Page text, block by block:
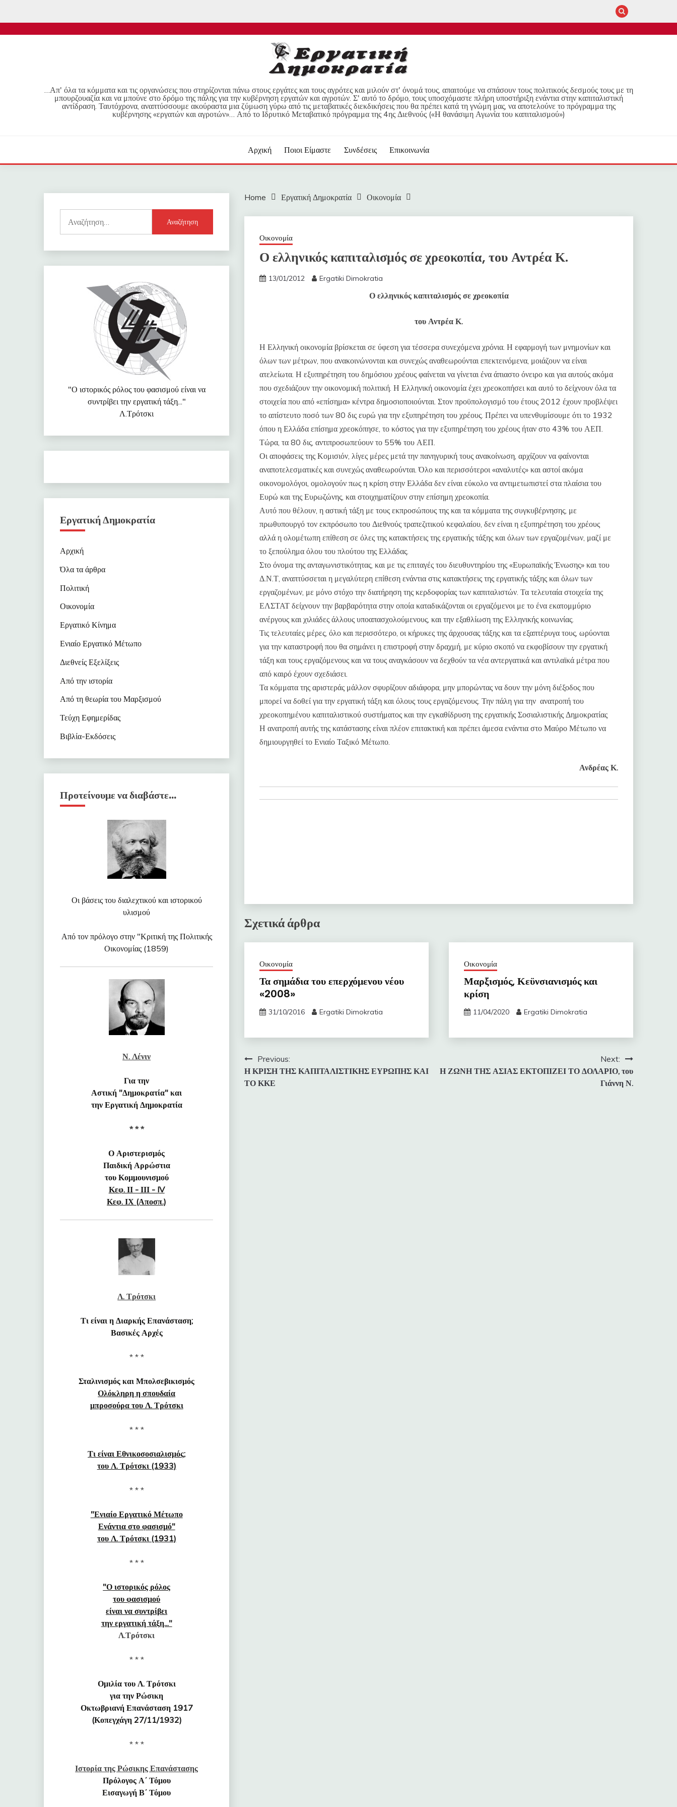
…Απ' όλα τα κόμματα και τις οργανώσεις που στηρίζονται πάνω στους εργάτες και τους αγρότες και μιλούν στ' όνομά τους, απαιτούμε να σπάσουν τους πολιτικούς δεσμούς τους με τη
μπουρζουαζία και να μπούνε στο δρόμο της πάλης για την κυβέρνηση εργατών και αγροτών. Σ' αυτό το δρόμο, τους υποσχόμαστε πλήρη υποστήριξη ενάντια στην καπιταλιστική
αντίδραση. Ταυτόχρονα, αναπτύσσουμε ακούραστα μια ζύμωση γύρω από τις μεταβατικές διεκδικήσεις που θα πρέπει κατά τη γνώμη μας, να αποτελούνε το πρόγραμμα της
κυβέρνησης «εργατών και αγροτών»… Από το Ιδρυτικό Μεταβατικό πρόγραμμα της 4ης Διεθνούς («Η θανάσιμη Αγωνία του καπιταλισμού»)
Αρχική Ποιοι Είμαστε Συνδέσεις Επικοινωνία
Home Εργατική Δημοκρατία Οικονομία
Οικονομία
Ο ελληνικός καπιταλισμός σε χρεοκοπία, του Αντρέα Κ.
13/01/2012 Ergatiki Dimokratia
Ο ελληνικός καπιταλισμός σε χρεοκοπία
του Αντρέα Κ.
Η Ελληνική οικονομία βρίσκεται σε ύφεση για τέσσερα συνεχόμενα χρόνια. Η εφαρμογή των μνημονίων και
όλων των μέτρων, που ανακοινώνονται και συνεχώς αναθεωρούνται επεκτεινόμενα, μοιάζουν να είναι
ατελείωτα. Η εξυπηρέτηση του δημόσιου χρέους φαίνεται να γίνεται ένα άπιαστο όνειρο και για αυτούς ακόμα
που σχεδιάζουν την οικονομική πολιτική. Η Ελληνική οικονομία έχει χρεοκοπήσει και αυτό το δείχνουν όλα τα
στοιχεία που από «επίσημα» κέντρα δημοσιοποιούνται. Στον προϋπολογισμό του έτους 2012 έχουν προβλέψει
το απίστευτο ποσό των 80 δις ευρώ για την εξυπηρέτηση του χρέους. Πρέπει να υπενθυμίσουμε ότι το 1932
όπου η Ελλάδα επίσημα χρεοκόπησε, το κόστος για την εξυπηρέτηση του χρέους ήταν στο 43% του ΑΕΠ.
Τώρα, τα 80 δις, αντιπροσωπεύουν το 55% του ΑΕΠ.
Οι αποφάσεις της Κομισιόν, λίγες μέρες μετά την πανηγυρική τους ανακοίνωση, αρχίζουν να φαίνονται
αναποτελεσματικές και συνεχώς αναθεωρούνται. Όλο και περισσότεροι «αναλυτές» και αστοί ακόμα
οικονομολόγοι, ομολογούν πως η κρίση στην Ελλάδα δεν είναι εύκολο να αντιμετωπιστεί στα πλαίσια του
Ευρώ και της Ευρωζώνης, και στοιχηματίζουν στην επίσημη χρεοκοπία.
Αυτό που θέλουν, η αστική τάξη με τους εκπροσώπους της και τα κόμματα της συγκυβέρνησης, με
πρωθυπουργό τον εκπρόσωπο του Διεθνούς τραπεζιτικού κεφαλαίου, δεν είναι η εξυπηρέτηση του χρέους
αλλά η ολομέτωπη επίθεση σε όλες της κατακτήσεις της εργατικής τάξης και όλων των εργαζομένων, μαζί με
το ξεπούλημα όλου του πλούτου της Ελλάδας.
Στο όνομα της ανταγωνιστικότητας, και με τις επιταγές του διευθυντηρίου της «Ευρωπαϊκής Ένωσης» και του
Δ.Ν.Τ, αναπτύσσεται η μεγαλύτερη επίθεση ενάντια στις κατακτήσεις της εργατικής τάξης και όλων των
εργαζομένων, με μόνο στόχο την διατήρηση της κερδοφορίας των καπιταλιστών. Τα τελευταία στοιχεία της
ΕΛΣΤΑΤ δείχνουν την βαρβαρότητα στην οποία καταδικάζονται οι εργαζόμενοι με το ένα εκατομμύριο
ανέργους και χιλιάδες άλλους υποαπασχολούμενους, και την εξαθλίωση της Ελληνικής κοινωνίας.
Τις τελευταίες μέρες, όλο και περισσότερο, οι κήρυκες της άρχουσας τάξης και τα εξαπτέρυγα τους, ωρύονται
για την καταστροφή που θα σημάνει η επιστροφή στην δραχμή, με κύριο σκοπό να εκφοβίσουν την εργατική
τάξη και τους εργαζόμενους και να τους αναγκάσουν να δεχθούν τα νέα αντεργατικά και αντιλαϊκά μέτρα που
από καιρό έχουν σχεδιάσει.
Τα κόμματα της αριστεράς μάλλον σφυρίζουν αδιάφορα, μην μπορώντας να δουν την μόνη διέξοδος που
μπορεί να δοθεί για την εργατική τάξη και όλους τους εργαζόμενους. Την πάλη για την ανατροπή του
χρεοκοπημένου καπιταλιστικού συστήματος και την εγκαθίδρυση της εργατικής Σοσιαλιστικής Δημοκρατίας
Η ανατροπή αυτής της κατάστασης είναι πλέον επιτακτική και πρέπει άμεσα ενάντια στο Μαύρο Μέτωπο να
δημιουργηθεί το Ενιαίο Ταξικό Μέτωπο.
Ανδρέας Κ.
Σχετικά άρθρα
Οικονομία
Μαρξισμός, Κεϋνσιανισμός και
κρίση
11/04/2020 Ergatiki Dimokratia
Οικονομία
Τα σημάδια του επερχόμενου νέου
«2008»
31/10/2016 Ergatiki Dimokratia
Πλοήγηση
άρθρων
Previous:
Η ΚΡΙΣΗ ΤΗΣ ΚΑΠΙΤΑΛΙΣΤΙΚΗΣ ΕΥΡΩΠΗΣ ΚΑΙ
ΤΟ ΚΚΕ
Next:
Η ΖΩΝΗ ΤΗΣ ΑΣΙΑΣ ΕΚΤΟΠΙΖΕΙ ΤΟ ΔΟΛΑΡΙΟ, του
Γιάννη Ν.
για:
"Ο ιστορικός ρόλος του φασισμού είναι να
συντρίβει την εργατική τάξη..."
Λ.Τρότσκι
Εργατική Δημοκρατία
Αρχική
Όλα τα άρθρα
Πολιτική
Οικονομία
Εργατικό Κίνημα
Ενιαίο Εργατικό Μέτωπο
Διεθνείς Εξελίξεις
Από την ιστορία
Από τη θεωρία του Μαρξισμού
Τεύχη Εφημερίδας
Βιβλία-Εκδόσεις
Προτείνουμε να διαβάστε…
Οι βάσεις του διαλεχτικού και ιστορικού
υλισμού
Από τον πρόλογο στην "Κριτική της Πολιτικής
Οικονομίας (1859)
Ν. Λένιν
Για την
Αστική "Δημοκρατία" και
την Εργατική Δημοκρατία
* * *
Ο Αριστερισμός
Παιδική Αρρώστια
του Κομμουνισμού
Κεφ. ΙΙ - ΙΙΙ - IV
Κεφ. ΙΧ (Αποσπ.)
Λ. Τρότσκι
Τι είναι η Διαρκής Επανάσταση;
Βασικές Αρχές
* * *
Σταλινισμός και Μπολσεβικισμός
Ολόκληρη η σπουδαία
μπροσούρα του Λ. Τρότσκι
* * *
Τι είναι Εθνικοσοσιαλισμός;
του Λ. Τρότσκι (1933)
* * *
"Ενιαίο Εργατικό Μέτωπο
Ενάντια στο φασισμό"
του Λ. Τρότσκι (1931)
* * *
"Ο ιστορικός ρόλος
του φασισμού
είναι να συντρίβει
την εργατική τάξη..."
Λ.Τρότσκι
* * *
Ομιλία του Λ. Τρότσκι
για την Ρώσικη
Οκτωβριανή Επανάσταση 1917
(Κοπεγχάγη 27/11/1932)
* * *
Ιστορία της Ρώσικης Επανάστασης
Πρόλογος Α΄ Τόμου
Εισαγωγή Β΄ Τόμου